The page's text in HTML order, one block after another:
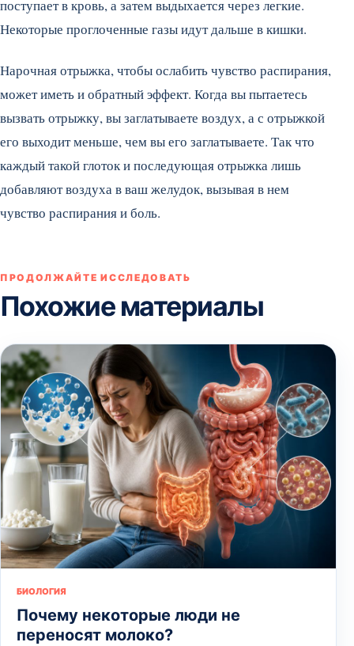
поступает в кровь, а затем выдыхается через легкие.
Некоторые проглоченные газы идут дальше в кишки.
Нарочная отрыжка, чтобы ослабить чувство распирания,
может иметь и обратный эффект. Когда вы пытаетесь
вызвать отрыжку, вы заглатываете воздух, а с отрыжкой
его выходит меньше, чем вы его заглатываете. Так что
каждый такой глоток и последующая отрыжка лишь
добавляют воздуха в ваш желудок, вызывая в нем
чувство распирания и боль.
ПРОДОЛЖАЙТЕ ИССЛЕДОВАТЬ
Похожие материалы
БИОЛОГИЯ
Почему некоторые люди не
переносят молоко?